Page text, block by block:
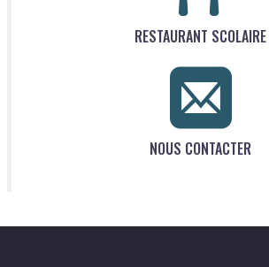
RESTAURANT SCOLAIRE
NOUS CONTACTER